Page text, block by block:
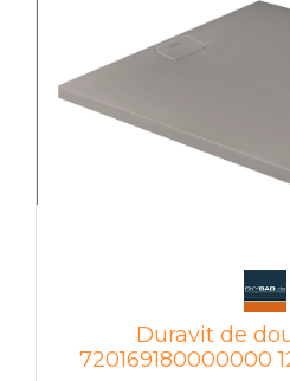
Duravit de
720169180000000